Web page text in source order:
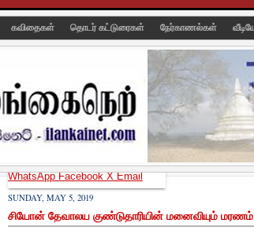
கவிதைகள் தொடர் கட்டுரைகள் நேர்காணல்கள்
SUNDAY, MAY 5, 2019
சியோன் தேவாலய குண்டுதாரியின் மனைவியும் மரணம்.
WhatsAppFacebookXEmail